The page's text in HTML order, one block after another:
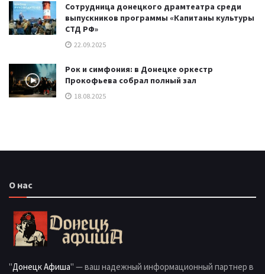
Сотрудница донецкого драмтеатра среди
выпускников программы «Капитаны культуры
СТД РФ»
22.09.2025
Рок и симфония: в Донецке оркестр
Прокофьева собрал полный зал
18.08.2025
О нас
"Донецк Афиша" — ваш надежный информационный партнер в